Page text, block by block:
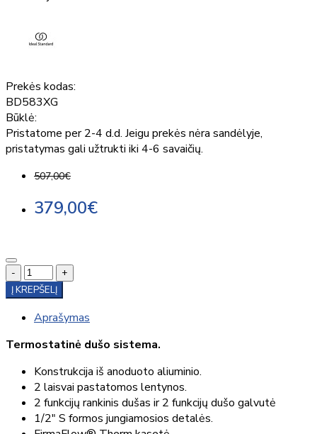
Prekės kodas:
BD583XG
Būklė:
Pristatome per 2-4 d.d. Jeigu prekės nėra sandėlyje,
pristatymas gali užtrukti iki 4-6 savaičių.
507,00€
379,00€
-
+
Į KREPŠELĮ
Aprašymas
Termostatinė dušo sistema.
Konstrukcija iš anoduoto aliuminio.
2 laisvai pastatomos lentynos.
2 funkcijų rankinis dušas ir 2 funkcijų dušo galvutė
1/2" S formos jungiamosios detalės.